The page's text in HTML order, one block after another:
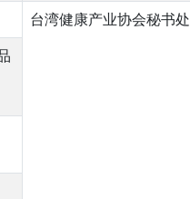
台湾健康产业协会秘书处